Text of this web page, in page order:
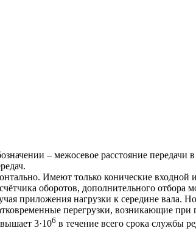
– межосевое расстояние передачи
Имеют только конические входной
оборотов, дополнительного отбора
приложения нагрузки к середине вала.
перегрузки, возникающие при
3·106 в течение всего срока службы